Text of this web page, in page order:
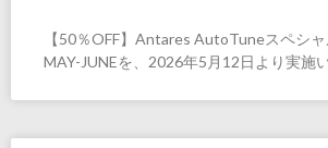
【50％OFF】Antares AutoTuneスペシ
MAY-JUNEを、2026年5月12日より実施